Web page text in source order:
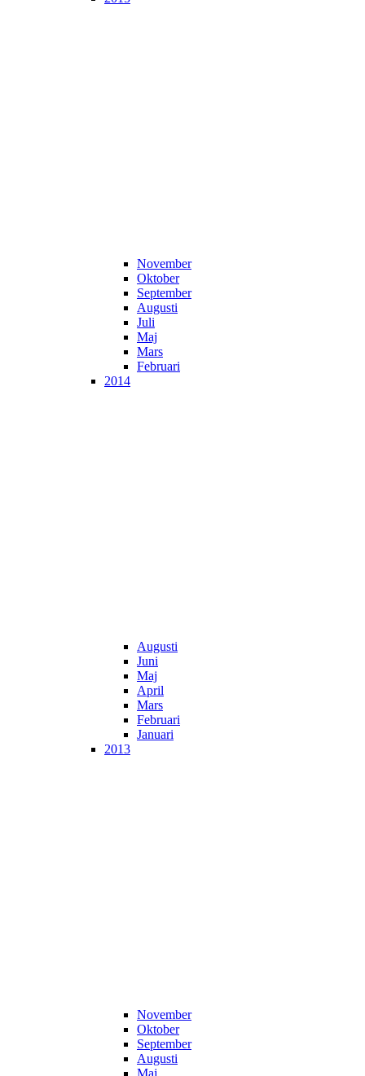
November
Oktober
September
Augusti
Juli
Maj
Mars
Februari
2014
Augusti
Juni
Maj
April
Mars
Februari
Januari
2013
November
Oktober
September
Augusti
Maj